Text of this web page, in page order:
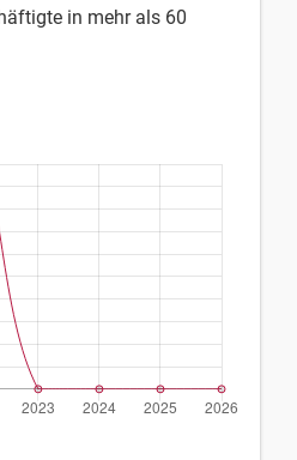
in mehr als 60